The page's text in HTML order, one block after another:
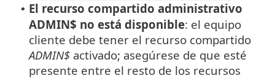
• El recurso compartido administrativo
ADMIN$ no está disponible: el equipo
cliente debe tener el recurso compartido
ADMIN$ activado; asegúrese de que esté
presente entre el resto de los recursos